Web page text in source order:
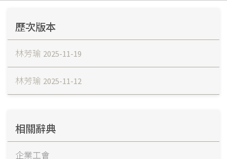
歷次版本
林芳瑜 2025-11-19
林芳瑜 2025-11-12
相關辭典
企業工會